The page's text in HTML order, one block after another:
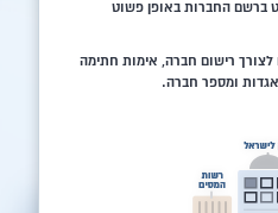
ברשם החברות באופן פשוט
לצורך רישום חברה, אימות חתימה
ומספר חברה.